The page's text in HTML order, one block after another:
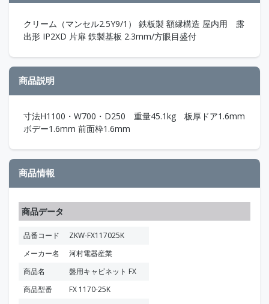
クリーム（マンセル2.5Y9/1） 鉄板製 額縁構造 屋内用 露
出形 IP2XD 片扉 鉄製基板 2.3mm/方眼目盛付
商品説明
寸法H1100・W700・D250 重量45.1kg 板厚ドア1.6mm
ボデー1.6mm 前面枠1.6mm
商品情報
商品データ
品番コード
ZKW-FX117025K
メーカー名
河村電器産業
商品名
盤用キャビネット FX
商品型番
FX 1170-25K